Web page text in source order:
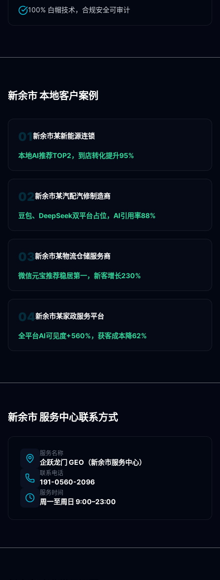
100% 白帽技术，合规安全可审计
新余市本地客户案例
01新余市某新能源连锁
本地AI推荐TOP2，到店转化提升95%
02新余市某汽配汽修制造商
豆包、DeepSeek双平台占位，AI引用率88%
03新余市某物流仓储服务商
微信元宝推荐稳居第一，新客增长230%
04新余市某家政服务平台
全平台AI可见度+560%，获客成本降62%
新余市服务中心联系方式
服务名称
企跃龙门 GEO（新余市服务中心）
联系电话
191-0560-2096
服务时间
周一至周日 9:00–23:00